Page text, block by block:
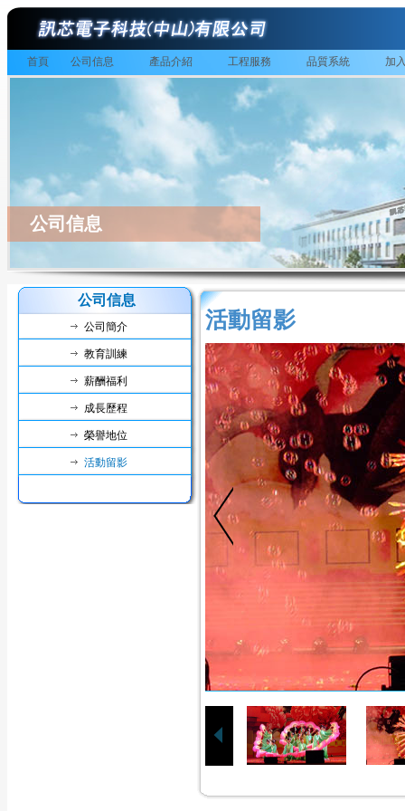
首頁 公司信息 產品介紹 工程服務 品質系統 加
公司信息
公司信息
公司簡介
教育訓練
薪酬福利
成長歷程
榮譽地位
活動留影
活動留影